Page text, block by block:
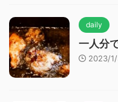
daily
一人分
2023/1/